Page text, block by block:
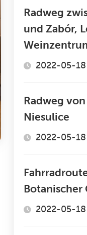
Radweg
und Zabór,
2022-05-18
Radweg
Niesulice
2022-05-18
Botanischer
2022-05-18